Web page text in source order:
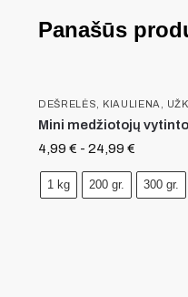
Panašūs
DEŠRELĖS KIAULIENA
Mini medžiotojų
4,99 € - 24,99 €
1 kg 200 gr. 300 gr.